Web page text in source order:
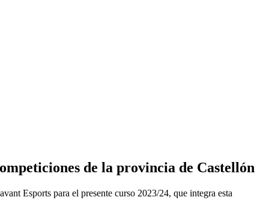
de la provincia de Castellón
Esports para el presente curso 2023/24, que integra esta